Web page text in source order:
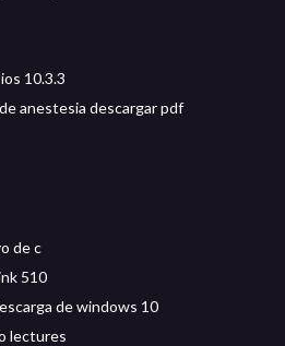
10.3.3
anestesia descargar pdf
de c
510
de windows 10
lectures